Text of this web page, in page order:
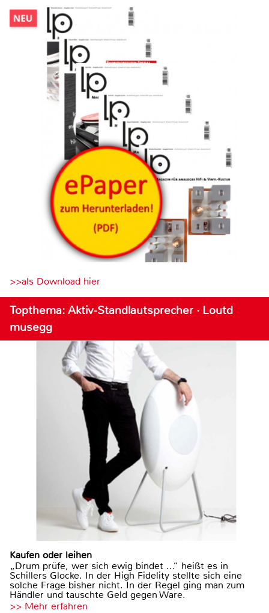
>>als Download hier
Topthema: Aktiv-Standlautsprecher · Loutd
musegg
Kaufen oder leihen
„Drum prüfe, wer sich ewig bindet ...“ heißt es in
Schillers Glocke. In der High Fidelity stellte sich eine
solche Frage bisher nicht. In der Regel ging man zum
Händler und tauschte Geld gegen Ware.
>> Mehr erfahren